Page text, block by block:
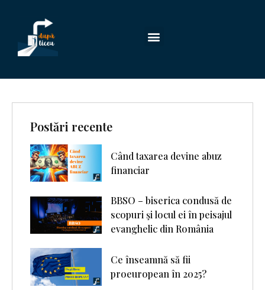
Postări recente
Când taxarea devine abuz
financiar
BBSO – biserica condusă de
scopuri şi locul ei în peisajul
evanghelic din România
Ce înseamnă să fii
proeuropean în 2025?